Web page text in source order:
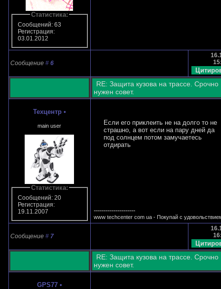
Статистика:
Сообщений: 63
Регистрация:
03.01.2012
Сообщение # 6
RE: Защита кузова на трассе. Срочно
нужен совет.
Техцентр •
main user
Статистика:
Сообщений: 20
Регистрация:
19.11.2007
Если его приклеить не на долго то не
страшно, а вот если на пару дней да
под солнцем потом замучаетесь
отдирать
---------------------
www techcenter com ua - Покупай с
Сообщение # 7
RE: Защита кузова на трассе. Срочно
нужен совет.
GPS77 •